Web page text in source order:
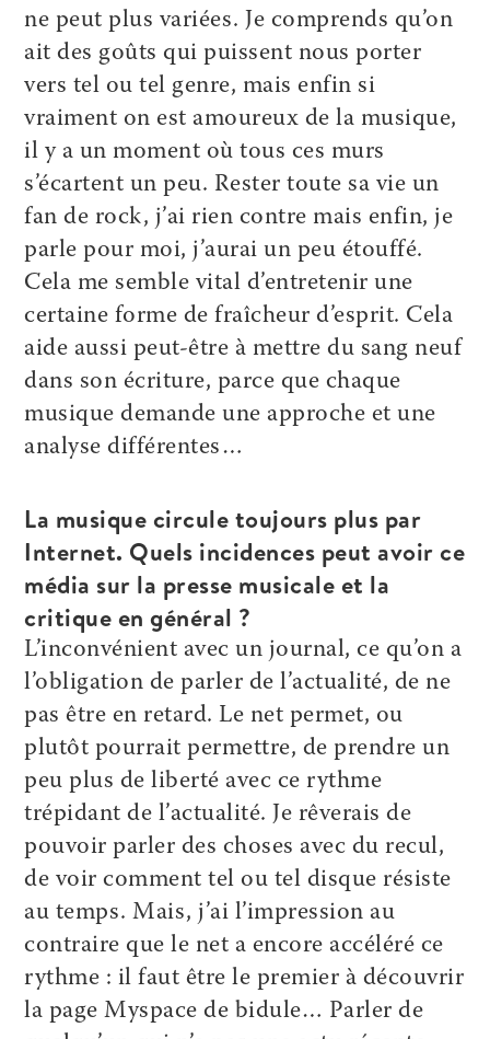
ne peut plus variées. Je comprends qu’on
ait des goûts qui puissent nous porter
vers tel ou tel genre, mais enfin si
vraiment on est amoureux de la musique,
il y a un moment où tous ces murs
s’écartent un peu. Rester toute sa vie un
fan de rock, j’ai rien contre mais enfin, je
parle pour moi, j’aurai un peu étouffé.
Cela me semble vital d’entretenir une
certaine forme de fraîcheur d’esprit. Cela
aide aussi peut-être à mettre du sang neuf
dans son écriture, parce que chaque
musique demande une approche et une
analyse différentes…
La musique circule toujours plus par
Internet. Quels incidences peut avoir ce
média sur la presse musicale et la
critique en général ?
L’inconvénient avec un journal, ce qu’on a
l’obligation de parler de l’actualité, de ne
pas être en retard. Le net permet, ou
plutôt pourrait permettre, de prendre un
peu plus de liberté avec ce rythme
trépidant de l’actualité. Je rêverais de
pouvoir parler des choses avec du recul,
de voir comment tel ou tel disque résiste
au temps. Mais, j’ai l’impression au
contraire que le net a encore accéléré ce
rythme : il faut être le premier à découvrir
la page Myspace de bidule… Parler de